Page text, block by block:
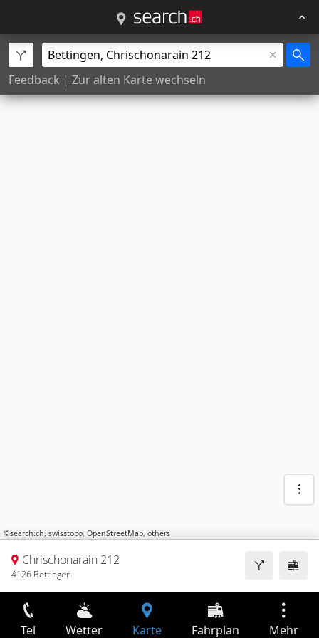
Feedback | Zur alten Karte wechseln
©search.ch, swisstopo, OpenStreetMap, others
Chrischonarain 212
4126 Bettingen
Tel Wetter Karte Fahrplan Mehr